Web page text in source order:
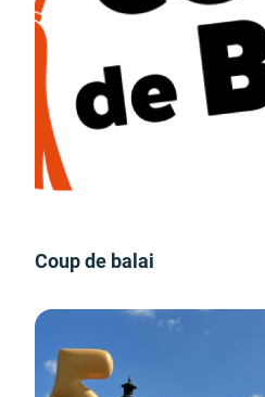
Coup de balai